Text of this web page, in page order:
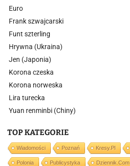
Euro
Frank szwajcarski
Funt szterling
Hrywna (Ukraina)
Jen (Japonia)
Korona czeska
Korona norweska
Lira turecka
Yuan renminbi (Chiny)
TOP KATEGORIE
Wiadomości Poznań Kresy.pl
Polonia Publicystyka Dziennik.com